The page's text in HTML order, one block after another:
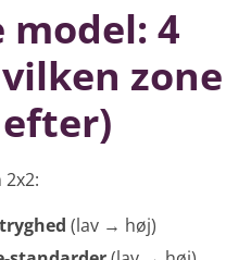
model: 4
zone
(lav → høj)